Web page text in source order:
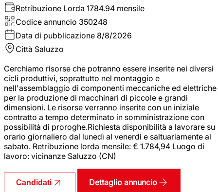
Retribuzione Lorda 1784.94 mensile
Codice annuncio 350248
Data di pubblicazione 8/8/2026
Città Saluzzo
Cerchiamo risorse che potranno essere inserite nei diversi
cicli produttivi, soprattutto nel montaggio e
nell'assemblaggio di componenti meccaniche ed elettriche
per la produzione di macchinari di piccole e grandi
dimensioni. Le risorse verranno inserite con un iniziale
contratto a tempo determinato in somministrazione con
possibilità di proroghe.Richiesta disponibilità a lavorare su
orario giornaliero dal lunedì al venerdì e saltuariamente al
sabato. Retribuzione lorda mensile: € 1.784,94 Luogo di
lavoro: vicinanze Saluzzo (CN)
Candidati Dettaglio annuncio